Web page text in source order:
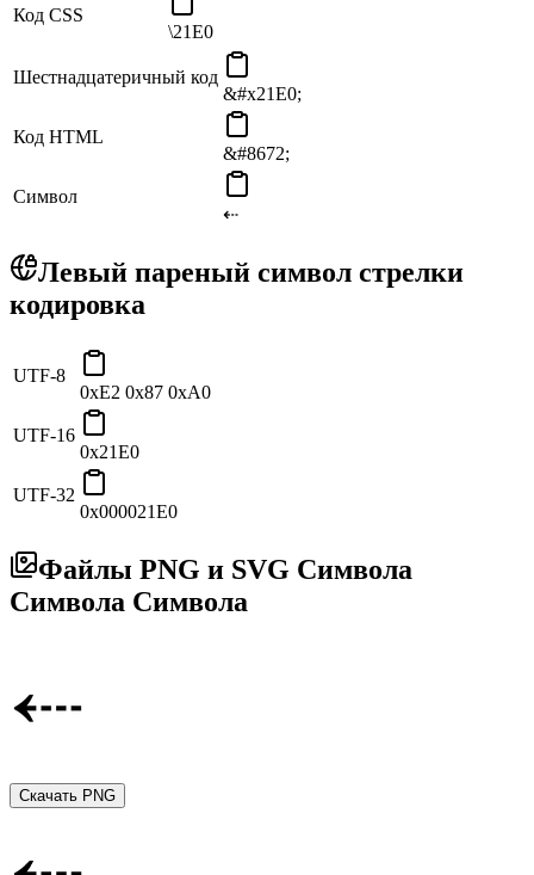
Код CSS
\21E0
Шестнадцатеричный код
&#x21E0;
Код HTML
&#8672;
Символ
⇠
Левый пареный символ стрелки
кодировка
UTF-8
0xE2 0x87 0xA0
UTF-16
0x21E0
UTF-32
0x000021E0
Файлы PNG и SVG Символа
Символа Символа
Скачать PNG